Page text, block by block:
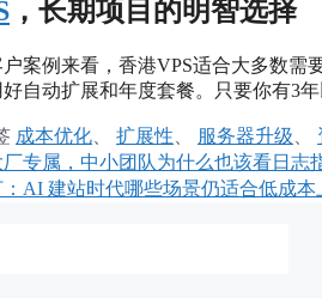
，长期项目的明智选择
案例来看，香港VPS适合大多数
自动扩展和年度套餐。只要你有3
成本优化 扩展性 服务器升级
专属，中小团队为什么也该看日志
AI 建站时代哪些场景仍适合低成本